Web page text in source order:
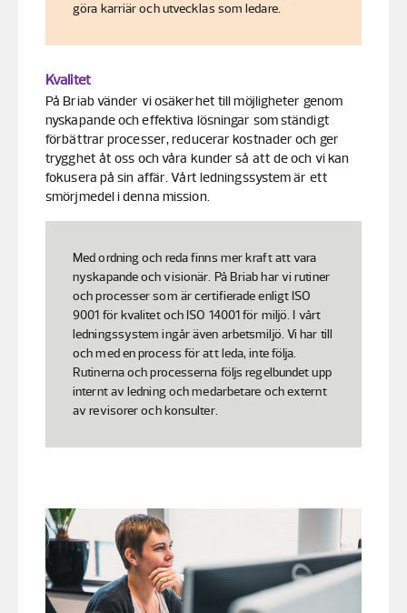
göra karriär och utvecklas som ledare.
Kvalitet
På Briab vänder vi osäkerhet till möjligheter genom
nyskapande och effektiva lösningar som ständigt
förbättrar processer, reducerar kostnader och ger
trygghet åt oss och våra kunder så att de och vi kan
fokusera på sin affär. Vårt ledningssystem är ett
smörjmedel i denna mission.
Med ordning och reda finns mer kraft att vara
nyskapande och visionär. På Briab har vi rutiner
och processer som är certifierade enligt ISO
9001 för kvalitet och ISO 14001 för miljö. I vårt
ledningssystem ingår även arbetsmiljö. Vi har till
och med en process för att leda, inte följa.
Rutinerna och processerna följs regelbundet upp
internt av ledning och medarbetare och externt
av revisorer och konsulter.